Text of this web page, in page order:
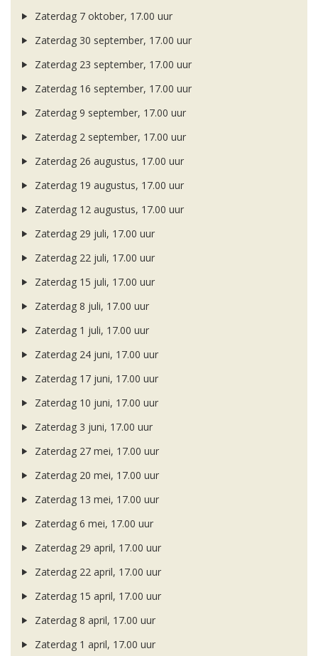
Zaterdag 7 oktober, 17.00 uur
Zaterdag 30 september, 17.00 uur
Zaterdag 23 september, 17.00 uur
Zaterdag 16 september, 17.00 uur
Zaterdag 9 september, 17.00 uur
Zaterdag 2 september, 17.00 uur
Zaterdag 26 augustus, 17.00 uur
Zaterdag 19 augustus, 17.00 uur
Zaterdag 12 augustus, 17.00 uur
Zaterdag 29 juli, 17.00 uur
Zaterdag 22 juli, 17.00 uur
Zaterdag 15 juli, 17.00 uur
Zaterdag 8 juli, 17.00 uur
Zaterdag 1 juli, 17.00 uur
Zaterdag 24 juni, 17.00 uur
Zaterdag 17 juni, 17.00 uur
Zaterdag 10 juni, 17.00 uur
Zaterdag 3 juni, 17.00 uur
Zaterdag 27 mei, 17.00 uur
Zaterdag 20 mei, 17.00 uur
Zaterdag 13 mei, 17.00 uur
Zaterdag 6 mei, 17.00 uur
Zaterdag 29 april, 17.00 uur
Zaterdag 22 april, 17.00 uur
Zaterdag 15 april, 17.00 uur
Zaterdag 8 april, 17.00 uur
Zaterdag 1 april, 17.00 uur